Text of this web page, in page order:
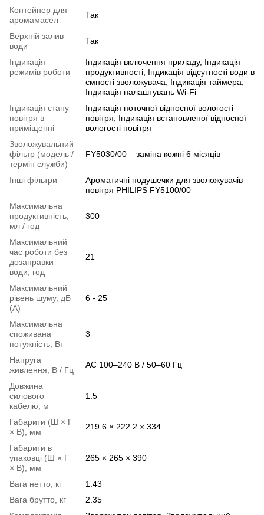
Контейнер для
аромамасел
Так
Верхній залив
води
Так
Індикація
режимів роботи
Індикація включення приладу, Індикація
продуктивності, Індикація відсутності води в
ємності зволожувача, Індикація таймера,
Індикація налаштувань Wi-Fi
Індикація стану
повітря в
приміщенні
Індикація поточної відносної вологості
повітря, Індикація встановленої відносної
вологості повітря
Зволожувальний
фільтр (модель /
термін служби)
FY5030/00 – заміна кожні 6 місяців
Інші фільтри
Ароматичні подушечки для зволожувачів
повітря PHILIPS FY5100/00
Максимальна
продуктивність,
мл / год
300
Максимальний
час роботи без
дозаправки
води, год
21
Максимальний
рівень шуму, дБ
(А)
6 - 25
Максимальна
споживана
потужність, Вт
3
Напруга
живлення, В / Гц
AC 100–240 В / 50–60 Гц
Довжина
силового
кабелю, м
1.5
Габарити (Ш × Г
× В), мм
219.6 × 222.2 × 334
Габарити в
упаковці (Ш × Г
× В), мм
265 × 265 × 390
Вага нетто, кг
1.43
Вага брутто, кг
2.35